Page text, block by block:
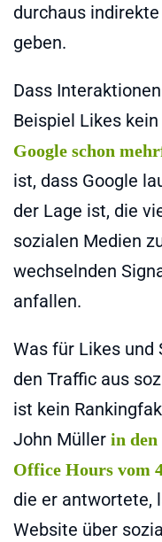
durchaus
geben.
Dass
Beispiel Likes
Google schon
ist, dass Google
der Lage ist, die
sozialen Medien
wechselnden
anfallen.
Was für Likes und
den Traffic aus
ist kein
John Müller in den
Office Hours vom
die er antwortete,
Website über